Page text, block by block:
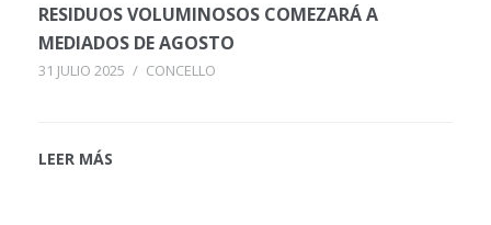
RESIDUOS VOLUMINOSOS COMEZARÁ A
MEDIADOS DE AGOSTO
31 JULIO 2025 / CONCELLO
LEER MÁS